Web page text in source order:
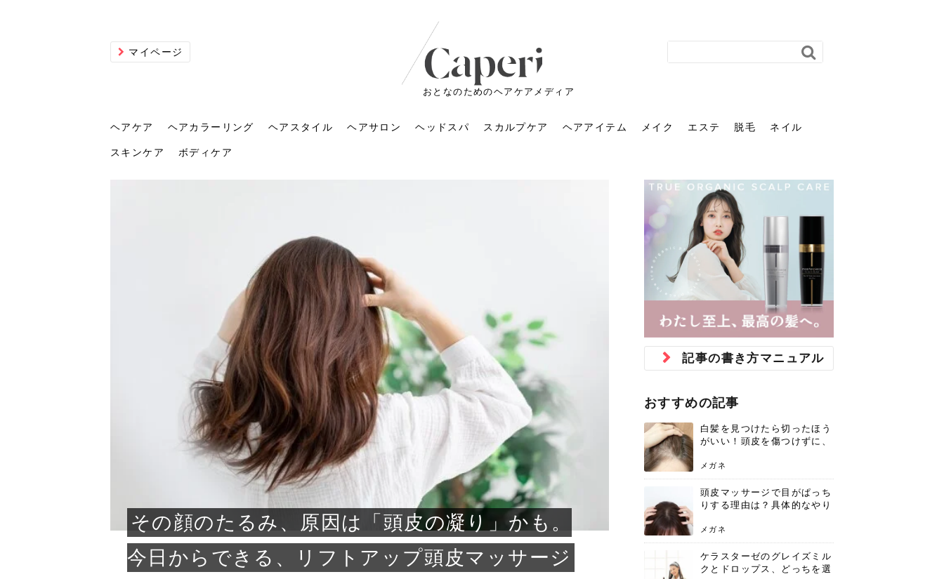
マイページ
おとなのためのヘアケアメディア
ヘアケア
トリートメントの付け方で
仕上がりが変わる｜効かな
い原因...
トリートメントの付け方で仕上がりは
大きく変わります。今回は、毛先中心
の塗り...
メガネ
直し...
新生活シーズン、朝の身支度を少しで
も短くしたい人は多いはず。じつは寝
癖は、...
かえで
花粉で髪がパサパサするの
はなぜ？原因と落とし方・
防ぎ方を紹介
広がる、手触りが悪いと感じた経験は
もっと見る
ヘアカラーリング
髪のくすみが気になる人
へ！2026春トレンドの明る
めく...
2026春のトレンドカラーは明るめのく
すみカラーです。ただし、髪がすでに
く...
さくら
「きれい...
職場で浮かない落ち着いたトーンにし
たいけれど、どこか垢抜けた印象にし
たいと...
さくら
肌に合う髪色、どう見つけ
る？「イエベ」「ブルベ」
診断と...
らったのに、家に帰って鏡を見たら、
もっと見る
ヘアスタイル
2026年のショートウルフ最
新トレンドとは？ナチュラ
ル...
2026年のショートウルフは、ナチュラ
ルでエアリーな仕上がりが今っぽい正
解...
かえで
の...
2026年はレイヤーカットを使った髪型
のトレンドと重なり、ルーズウェーブ
ヘ...
かえで
40代のパーマがダレる原因
とは？自宅でできる復活術
と長...
ールがダレてしまったと感じている方
もっと見る
ヘアサロン
美容室に行くのが恥ずかし
い？髪質の変化に気づいた
時こそ...
しばらく美容室に行けていないし、そ
ろそろ髪型を変えて気分転換したいと
思って...
メガネ
敗しに...
美容室を倒産する数が増えているとい
うニュースがありました。もともと美
容室の...
かえで
前髪を薄くするための美容
院の頼み方とは？失敗しな
いため...
だと思っている人は、前髪を早く変え
もっと見る
ヘッドスパ
ヘッドスパの落とし穴！知
らないと損する真実
ヘッドスパは、頭皮の汚れを落として
血行を促進し、リラックス効果や美髪
効果が...
さろめ
タン小顔☆
毎日のちょっとした習慣で小顔は作れ
る！頭のこりをほぐしてフェイスライ
ンのリ...
chicca
ヘッドスパで頭皮をケアし
よう！ヘッドスパの効果と
おすすめの人
アもせずに放っておくとダメージが蓄
もっと見る
スカルプケア
髪を育てるには？毎日の洗
い方と生活習慣を見直す基
本ケア
髪をきれいに育てるには高価なアイテ
ムを増やす前に、洗い方や乾かし方、
頭皮の...
さくら
やり方...
目元の印象を左右するのは目そのもの
ではなく、頭皮の状態かもしれませ
ん。以下...
メガネ
ストレスで髪の毛はどう変
わる？抜け毛・パサつきの
原因と...
や、抜け毛が増えたと悩んでいる方
は、スト...
もっと見る
ヘアアイテム
発酵エキスシャンプーって
何がいいの？無印良品など
のシャ...
スキンケアで人気の発酵成分が、シャ
ンプーにも広がっています。無印良品
などの...
さくら
えるヘア...
ヘアアイロンを使うのが苦手、火傷が
怖いと感じている方はいないでしょう
か？そ...
さくら
40代の髪を悩みに最適！韓
国発「ダリーフ」でヘアセ
ット...
思っていないでしょうか？ダリーフの
もっと見る
メイク
ミニマリストのメイク術｜
少ないアイテムで「自分ら
しい美...
「たくさんのコスメを持っているの
に、実際に使っているのはいつも同じ
ものばか...
あおい
較・...
メイクをしている時間も、スキンケア
の時間に変えるという発想から生まれ
たのが...
あかり
「おしゃれ」と「身だしな
み」は違う。相手に信頼感
を与え...
識するのが「身だしなみ」です。特に
もっと見る
エステ
針で小顔を目指す！美容鍼
の効果と後悔しない選び方
のポイント
フェイスラインをすっきりさせたいと
いうお悩みを抱えている方はいないで
しょう...
あかり
と、自...
サロンのメニューを見ていると、「リ
ンパマッサージ」の他に「経絡マッサ
ージ」...
あかり
エステの勧誘が怖い人へ。
断ることは悪くない。自分
を守る...
験エステに行ってみたいけど、『押し
もっと見る
脱毛
化粧ノリが変わる「顔脱
毛」。4つのメリットと、始
める前...
顔の産毛をカミソリで剃って、毛抜き
で抜くなど、日々の自己処理を手間に
感じて...
あおい
なエ...
「ムダ毛が気になる」とお子さんが悩
んでいる姿を見て、エステ脱毛を検討
し始め...
あおい
「今さら」なんて言わせな
い。40代のVIO・顔脱毛、
賢...
とが気になり始めたけど、「今から脱
もっと見る
ネイル
2026年運気アップネイルガ
イドを公開！幸運を呼ぶ色
と...
最近、なんとなく運気が停滞している
気がすると悩んでいないでしょうか？
じつは...
あおい
るのは...
SNSや雑誌で見かけた素敵なネイルデ
ザインを、いざ自分の爪に試してみた
ら、...
さな
オフィスネイルでも「キラ
キラ」はOK？派手に見えな
い上...
を見て、気分が上がるという心ときめ
もっと見る
スキンケア
急に小じわが増えた？原因
と種類の見分け方＆自宅で
できる...
ふと鏡を見て、急に小じわが増えたと
落ち込んでいないでしょうか？じつは
その原...
あおい
ルルルン ハイドラのどれが
良い？その違いは？PDRN
や...
ルルルン ハイドラシリーズを使いたい
けれど、種類が多くてどれを選べばい
いか...
ジュベルック スキンの効果
変化...
ニキビ跡の凸凹をどうにかしたいと、
ゆい
もっと見る
ボディケア
人の手ならではの痩身効
果。オールハンドエステの
魅力と、...
痩身エステと一言で言っても、最新の
機器を使ったものから、昔ながらの手
技によ...
あかり
その医療ダイエット、後悔
しませんか？失敗する人の
共通点...
医師の管理のもと、科学的根拠に基づ
いて行う「医療ダイエット」は、自己
流のダ...
本気の痩身と体質改善に。
「イン...
自己流のダイエットではなかなか落ち
さな
もっと見る
その顔のたるみ、原因は「頭皮の凝り」かも。
今日からできる、リフトアップ頭皮マッサージ
記事の書き方マニュアル
おすすめの記事
白髪を見つけたら切ったほう
がいい！頭皮を傷つけずに、
メガネ
頭皮マッサージで目がぱっち
りする理由は？具体的なやり
メガネ
ケラスターゼのグレイズミル
クとドロップス、どっちを選